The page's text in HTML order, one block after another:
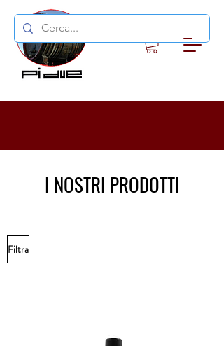
I NOSTRI PRODOTTI
Filtra